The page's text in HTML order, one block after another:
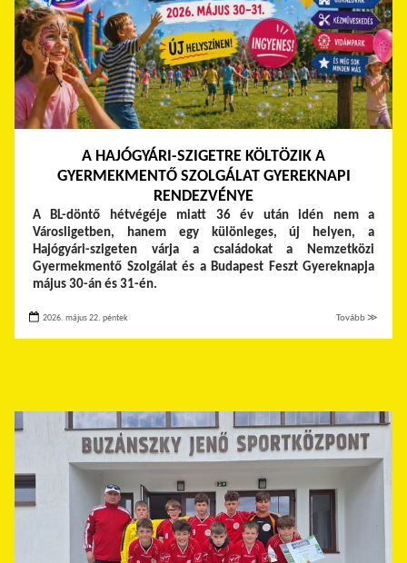
A HAJÓGYÁRI-SZIGETRE KÖLTÖZIK A
GYERMEKMENTŐ SZOLGÁLAT GYEREKNAPI
RENDEZVÉNYE
A BL-döntő hétvégéje miatt 36 év után idén nem a
Városligetben, hanem egy különleges, új helyen, a
Hajógyári-szigeten várja a családokat a Nemzetközi
Gyermekmentő Szolgálat és a Budapest Feszt Gyereknapja
május 30-án és 31-én.
2026. május 22. péntek Tovább ≫